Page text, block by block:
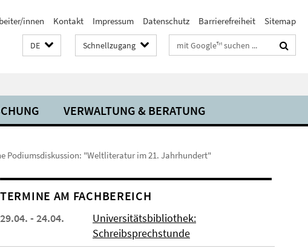
innen Kontakt Impressum Datenschutz Barrierefreiheit Sitemap
DE Schnellzugang Suchbegriffe
VERWALTUNG & BERATUNG
Podiumsdiskussion: "Weltliteratur im 21. Jahrhundert"
TERMINE AM FACHBEREICH
29.04. - 24.04.
Universitätsbibliothek:
Schreibsprechstunde